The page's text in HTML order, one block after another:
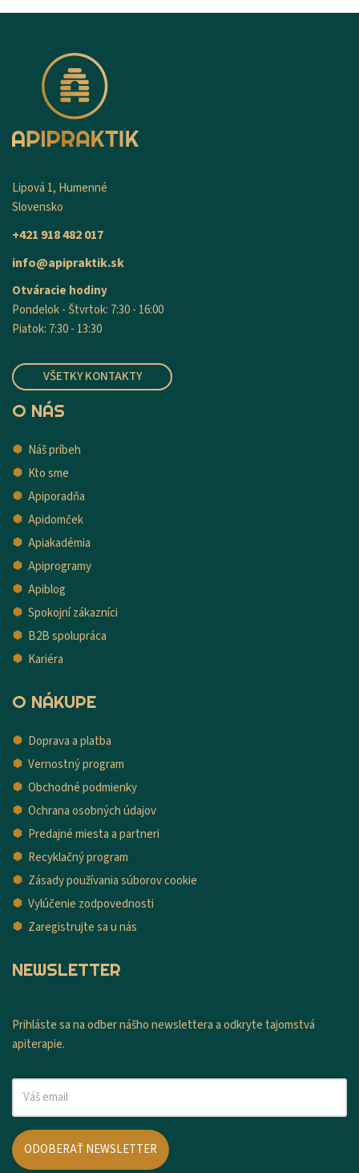
Lipová 1, Humenné
Slovensko
+421 918 482 017
info@apipraktik.sk
Otváracie hodiny
Pondelok - Štvrtok: 7:30 - 16:00
Piatok: 7:30 - 13:30
VŠETKY KONTAKTY
O NÁS
Náš príbeh
Kto sme
Apiporadňa
Apidomček
Apiakadémia
Apiprogramy
Apiblog
Spokojní zákazníci
B2B spolupráca
Kariéra
O NÁKUPE
Doprava a platba
Vernostný program
Obchodné podmienky
Ochrana osobných údajov
Predajné miesta a partneri
Recyklačný program
Zásady používania súborov cookie
Vylúčenie zodpovednosti
Zaregistrujte sa u nás
NEWSLETTER
Prihláste sa na odber nášho newslettera a odkryte tajomstvá
apiterapie.
ODOBERAŤ NEWSLETTER